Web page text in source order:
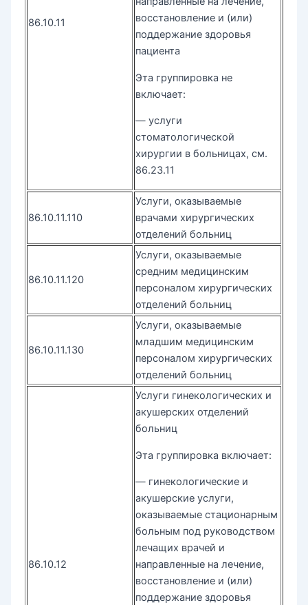
86.10.11
восстановление и (или)
поддержание здоровья
пациента
Эта группировка не
включает:
— услуги
стоматологической
хирургии в больницах, см.
86.23.11
86.10.11.110
Услуги, оказываемые
врачами хирургических
отделений больниц
86.10.11.120
Услуги, оказываемые
средним медицинским
персоналом хирургических
отделений больниц
86.10.11.130
Услуги, оказываемые
младшим медицинским
персоналом хирургических
отделений больниц
86.10.12
Услуги гинекологических и
акушерских отделений
больниц
Эта группировка включает:
— гинекологические и
акушерские услуги,
оказываемые стационарным
больным под руководством
лечащих врачей и
направленные на лечение,
восстановление и (или)
поддержание здоровья